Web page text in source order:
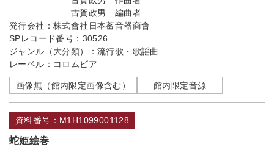
古賀政男 編曲者
発行会社： 株式會社日本蓄音器商會
SPレコード番号： 30526
ジャンル（大分類）： 流行歌・歌謡曲
レーベル： コロムビア
画像無（館内限定画像含む） 館内限定音源
資料番号：M1H1099001128
蛇姫絵巻